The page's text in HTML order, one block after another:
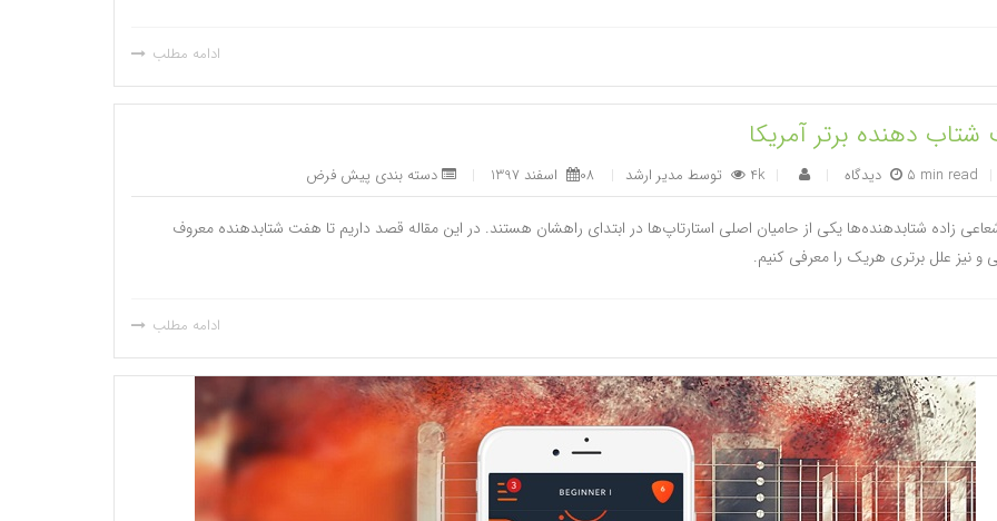
ادامه مطلب
دهنده برتر آمریکا
5 min read |
|
4k | توسط مدیر ارشد | 08 اسفند 1397 | دسته بندی پیش فرض
زاده شتابدهنده‌ها یکی از حامیان اصلی استارتاپ‌ها در ابتدای راهشان هستند. در این مقاله قصد داریم تا هفت شتابدهنده معروف
و نیز علل برتری هریک را معرفی کنیم.
ادامه مطلب